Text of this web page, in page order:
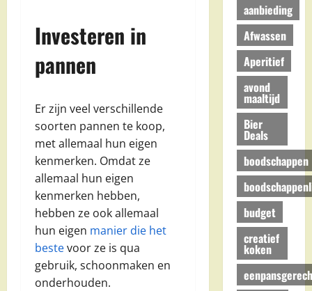
Investeren in
pannen
Er zijn veel verschillende
soorten pannen te koop,
met allemaal hun eigen
kenmerken. Omdat ze
allemaal hun eigen
kenmerken hebben,
hebben ze ook allemaal
hun eigen manier die het
bestevoor ze is qua
gebruik, schoonmaken en
onderhouden.
aanbieding
Afwassen
Aperitief
avond
maaltijd
Bier
Deals
boodschappen
budget
creatief
koken